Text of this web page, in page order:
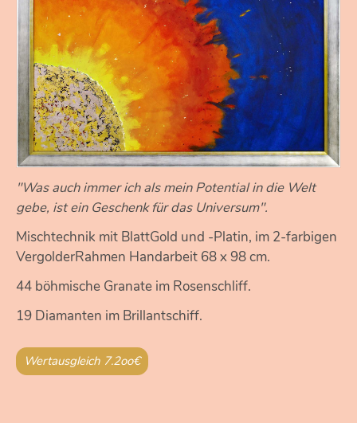
"Was auch immer ich als mein Potential in die Welt
gebe, ist ein Geschenk für das Universum".
Mischtechnik mit BlattGold und -Platin, im 2-farbigen
VergolderRahmen Handarbeit 68 x 98 cm.
44 böhmische Granate im Rosenschliff.
19 Diamanten im Brillantschiff.
Wertausgleich 7.2oo€